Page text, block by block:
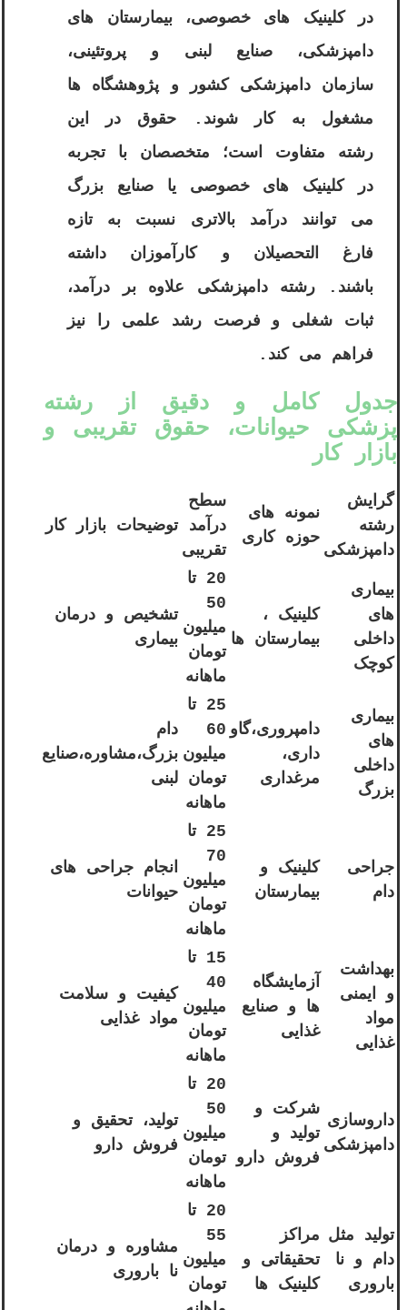
در کلینیک های خصوصی، بیمارستان های
دامپزشکی، صنایع لبنی و پروتئینی،
سازمان دامپزشکی کشور و پژوهشگاه ها
مشغول به کار شوند. حقوق در این
رشته متفاوت است؛ متخصصان با تجربه
در کلینیک های خصوصی یا صنایع بزرگ
می توانند درآمد بالاتری نسبت به تازه
فارغ التحصیلان و کارآموزان داشته
باشند. رشته دامپزشکی علاوه بر درآمد،
ثبات شغلی و فرصت رشد علمی را نیز
فراهم می کند.
جدول کامل و دقیق از رشته
پزشکی حیوانات، حقوق تقریبی و
بازار کار
گرایش
رشته
دامپزشکی
نمونه های
حوزه کاری
سطح
درآمد
تقریبی
توضیحات بازار کار
بیماری
های
داخلی
کوچک
کلینیک ،
بیمارستان ها
20 تا
50
میلیون
تومان
ماهانه
تشخیص و درمان
بیماری
بیماری
های
داخلی
بزرگ
دامپروری،گاو
داری،
مرغداری
25 تا
60
میلیون
تومان
ماهانه
دام
بزرگ،مشاوره،صنایع
لبنی
جراحی
دام
کلینیک و
بیمارستان
25 تا
70
میلیون
تومان
ماهانه
انجام جراحی های
حیوانات
بهداشت
و ایمنی
مواد
غذایی
آزمایشگاه
ها و صنایع
غذایی
15 تا
40
میلیون
تومان
ماهانه
کیفیت و سلامت
مواد غذایی
داروسازی
دامپزشکی
شرکت و
تولید و
فروش دارو
20 تا
50
میلیون
تومان
ماهانه
تولید، تحقیق و
فروش دارو
تولید مثل
دام و نا
باروری
مراکز
تحقیقاتی و
کلینیک ها
20 تا
55
میلیون
تومان
مشاوره و درمان
نا باروری